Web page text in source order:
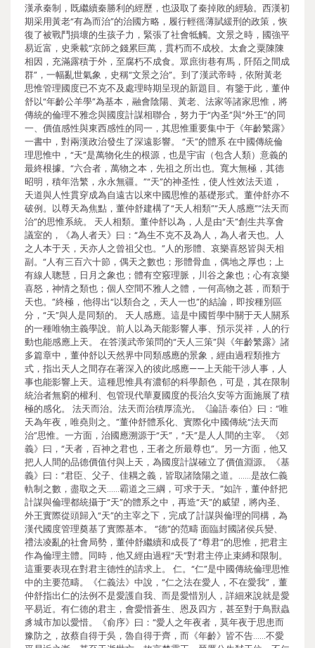
漢承秦制，既繼續秦勝利的經歷，也汲取了秦掉敗的經驗。西漢初
期采用黃老“有為而治”的治國方略，履行輕徭薄賦緩刑的政策，恢
復了被戰鬥損壞的生孩子力，緊張了社會牴觸。文景之時，國強平
易近富，史乘載“京師之錢累巨萬，貫朽而不成校。太倉之粟陳陳
相因，充滿露積于外，至腐朽不成食。眾庶街巷有馬，阡陌之間成
群”，一幅亂世氣象，史稱“文景之治”。到了漢武帝時，依附黃老
思惟管理國度已不克不及處理時期呈現的新題目。有鑒于此，董仲
舒以“年齡公羊學”為基本，融會陰陽、黃老、法家等諸家思惟，將
傳統的倫理不雅念與國度計謀相聯合，努力于“內圣”與“外王”的同
一、價值感性與東西感性的同一，其思惟重要集中于《年齡繁露》
一書中，對兩漢政治發生了深遠影響。 “天”的體系 在中國傳統倫
理思惟中，“天”是萬物化生的根源，也是宇宙（包含人類）意義的
最終根據。“六合者，萬物之本，先祖之所出也。寬大無極，其德
昭明，積年浩繁，永永無疆。”“天”的神圣性，使人性效法天道，
天道與人性貫穿成為自遠古以來中國思惟的基礎形式。董仲舒亦不
破例。以尊天為焦點，董仲舒建構了“天人相類”“天人感應”“法天而
治”的思惟系統。 天人相類。董仲舒以為，人是由“天”創生共享會
議室的，《為人者天》曰：“為生不克不及為人，為人者天也。人
之人本于天，天亦人之曾祖父也。”人的形體、哀樂喜怒皆與天相
副。“人有三百六十節，偶天之數也；形體骨血，偶地之厚也；上
有線人聰慧，日月之象也；體有空竅理脈，川谷之象也；心有哀樂
喜怒，神情之類也；個人空間不雅人之體，一何高物之甚，而類于
天也。”終極，他得出“以類合之，天人一也”的結論，即按種別區
分，“天”與人是同類的。 天人感應。這是中國哲學中關于天人關系
的一種唯物主義學說。前人以為天能影響人事、預示災祥，人的行
動也能感應上天。 在答漢武帝策問的“天人三策”與《年齡繁露》諸
多篇章中，董仲舒以天然界中同類感應的景象，經由過程類推方
式，指出天人之間存在著深入的彼此感應——上天能干涉人事，人
事也能影響上天。這種思惟具有濃郁的科學顏色，可是，其在限制
統治者無窮的權利、包管現代華夏國度的長治久安等方面施展了積
極的感化。 法天而治。法天而治積厚流光。《論語·泰伯》曰：“唯
天為年夜，唯堯則之。”董仲舒體系化、實際化中國傳統“法天而
治”思惟。一方面，治國應溯源于“天”，“天”是人人間的主宰。《郊
義》曰，“天者，百神之君也，王者之所最尊也”。另一方面，他又
把人人間的品德價值付與上天，為國度計謀確立了價值淵源。《基
義》曰：“君臣、父子、佳耦之義，皆取諸陰陽之道。……是故仁義
軌制之數，盡取之天……霸道之三綱，可求于天。”如許，董仲舒把
計謀與倫理都統攝于“天”的體系之中，再造“天”的威望，將內圣、
外王實際從頭歸入“天”的主宰之下，完成了計謀與倫理的同構，為
漢代國度管理奠基了實際基本。 “德”的范疇 面臨封國諸侯兵變、
禮法凌亂的社會局勢，董仲舒繼續和成長了“尊君”的思惟，把君主
作為倫理主體。同時，他又經由過程“天”對君主停止束縛和限制。
這重要表現在對君主德性的請求上。 仁。“仁”是中國傳統倫理思惟
中的主要范疇。《仁義法》中說，“仁之法在愛人，不在愛我”，董
仲舒指出仁的法例不是愛護自我、而是愛惜別人，詳細來說就是愛
平易近。有仁德的君主，會愛惜蒼生、恩及四方，甚至對于鳥獸蟲
豸城市加以愛惜。《俞序》曰：“愛人之年夜者，莫年夜于思患而
豫防之，故蔡自得于吳，魯自得于齊，而《年齡》皆不告……不愛